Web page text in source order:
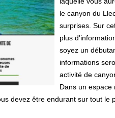
le canyon du
surprises. Sur
plus
soyez un
informations
activité de
Dans un espace
devez être endurant sur tout le